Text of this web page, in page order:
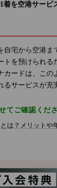
着を空港サービ
自宅から空港ま
を預けられる
カードは、この
サービスが充
てご確認くだ
は？メリットや